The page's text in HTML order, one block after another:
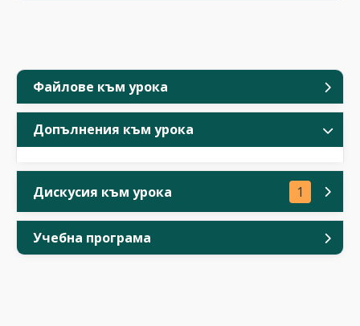
Файлове към урока
Допълнения към урока
Дискусия към урока 1
Учебна програма